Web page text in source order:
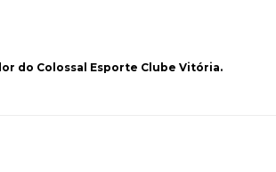
do Colossal Esporte Clube Vitória.